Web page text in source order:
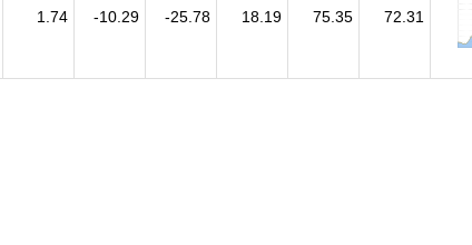
1.74 -10.29 -25.78 18.19 75.35 72.31